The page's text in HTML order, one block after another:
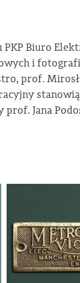
PKP Biuro
i
prof.
Jana